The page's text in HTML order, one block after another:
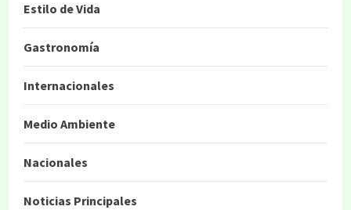
Estilo de Vida
Gastronomía
Internacionales
Medio Ambiente
Nacionales
Noticias Principales